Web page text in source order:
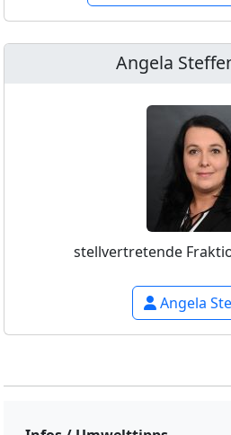
Angela
stellvertretende
Angela